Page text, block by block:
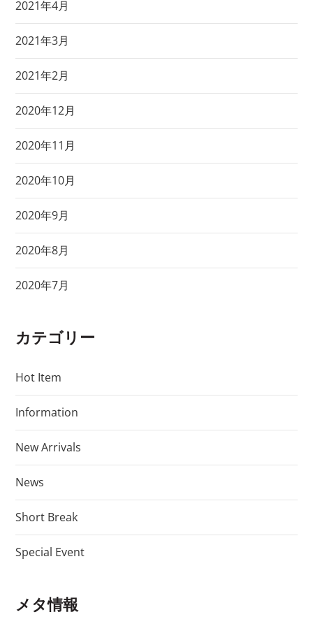
2021年4月
2021年3月
2021年2月
2020年12月
2020年11月
2020年10月
2020年9月
2020年8月
2020年7月
カテゴリー
Hot Item
Information
New Arrivals
News
Short Break
Special Event
メタ情報